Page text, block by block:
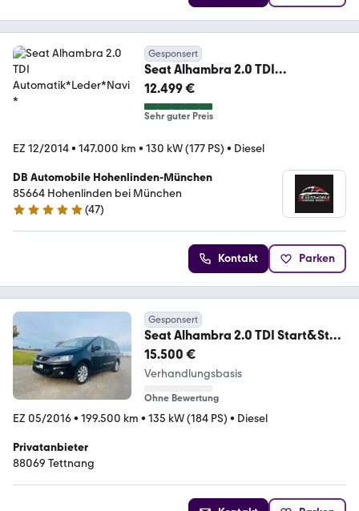
Gesponsert
Seat Alhambra 2.0 TDI
Automatik*Leder*Navi*
12.499 €
Sehr guter Preis
EZ 12/2014• 147.000 km • 130 kW (177 PS) • Diesel
DB Automobile Hohenlinden-München
85664 Hohenlinden bei München
4.8 Sterne
(47)
Kontakt Parken
Gesponsert
Seat Alhambra 2.0 TDI Start&Stop
135kW Style DSG ...
15.500 €
Verhandlungsbasis
Ohne Bewertung
EZ 05/2016• 199.500 km • 135 kW (184 PS) • Diesel
Privatanbieter
88069 Tettnang